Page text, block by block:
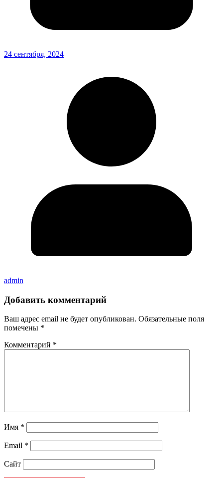
24 сентября, 2024
admin
Добавить комментарий
Ваш адрес email не будет опубликован. Обязательные поля
помечены *
Комментарий *
Имя *
Email *
Сайт